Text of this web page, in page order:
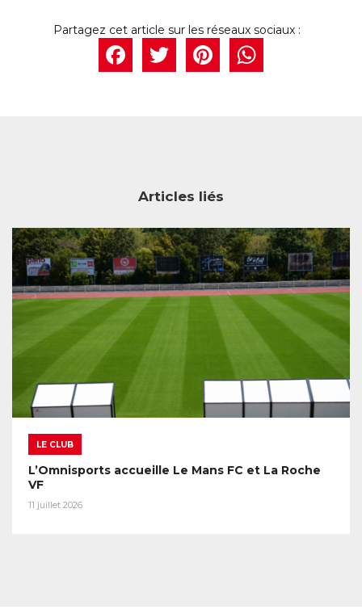
Facebook
Twitter
Articles liés
LE CLUB
L’Omnisports accueille Le Mans FC et La Roche
VF
11 juillet 2026